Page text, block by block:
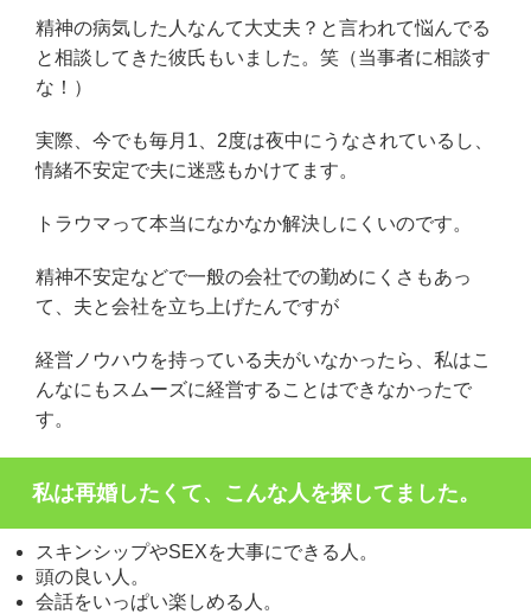
精神の病気した人なんて大丈夫？と言われて悩んでる
と相談してきた彼氏もいました。笑（当事者に相談す
な！）
実際、今でも毎月1、2度は夜中にうなされているし、
情緒不安定で夫に迷惑もかけてます。
トラウマって本当になかなか解決しにくいのです。
精神不安定などで一般の会社での勤めにくさもあっ
て、夫と会社を立ち上げたんですが
経営ノウハウを持っている夫がいなかったら、私はこ
んなにもスムーズに経営することはできなかったで
す。
私は再婚したくて、こんな人を探してました。
スキンシップやSEXを大事にできる人。
頭の良い人。
会話をいっぱい楽しめる人。